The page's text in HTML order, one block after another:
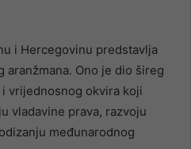
i Hercegovinu predstavlja
Ono je dio šireg
vrijednosnog okvira koji
vladavine prava, razvoju
međunarodnog